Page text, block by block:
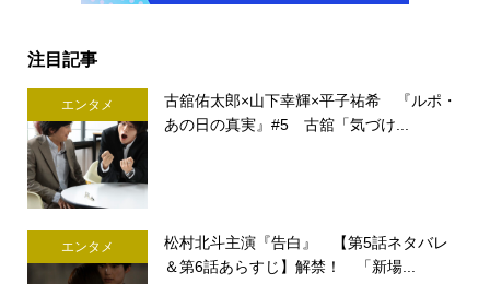
注目記事
エンタメ
古舘佑太郎×山下幸輝×平子祐希 『ルポ・
あの日の真実』#5 古舘「気づけ...
エンタメ
松村北斗主演『告白』 【第5話ネタバレ
＆第6話あらすじ】解禁！ 「新場...